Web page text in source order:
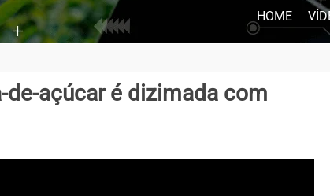
HOME
de-açúcar é dizimada com